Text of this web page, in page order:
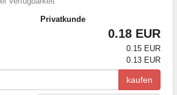
Privatkunde
0.18 EUR
0.15 EUR
0.13 EUR
kaufen